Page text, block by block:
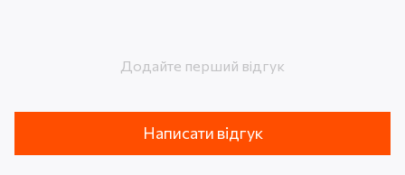
Додайте перший відгук
Написати відгук